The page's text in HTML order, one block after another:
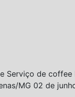
Serviço de coffee
MG 02 de